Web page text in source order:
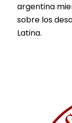
argentina
sobre los
Latina.